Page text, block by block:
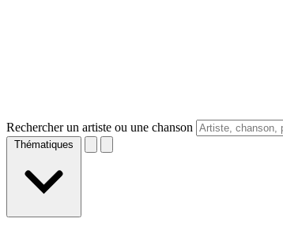
Rechercher un artiste ou une chanson
Thématiques